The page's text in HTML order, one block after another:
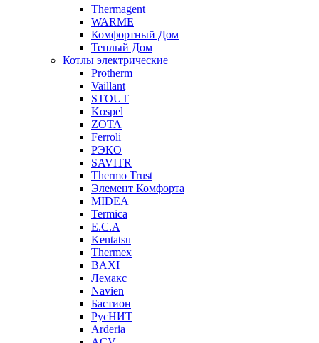
Thermagent
WARME
Комфортный Дом
Теплый Дом
Котлы электрические
Protherm
Vaillant
STOUT
Kospel
ZOTA
Ferroli
РЭКО
SAVITR
Thermo Trust
Элемент Комфорта
MIDEA
Termica
E.C.A
Kentatsu
Thermex
BAXI
Лемакс
Navien
Бастион
РусНИТ
Arderia